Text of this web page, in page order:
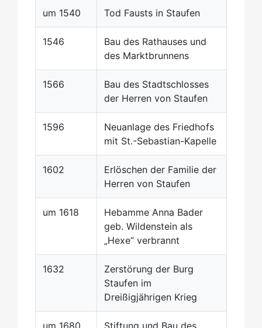
um 1540 Tod Fausts in Staufen
1546
Bau des Rathauses und
des Marktbrunnens
1566
Bau des Stadtschlosses
der Herren von Staufen
1596
Neuanlage des Friedhofs
mit St.-Sebastian-Kapelle
1602
Erlöschen der Familie der
Herren von Staufen
um 1618
Hebamme Anna Bader
geb. Wildenstein als
„Hexe“ verbrannt
1632
Zerstörung der Burg
Staufen im
Dreißigjährigen Krieg
um 1680
Stiftung und Bau des